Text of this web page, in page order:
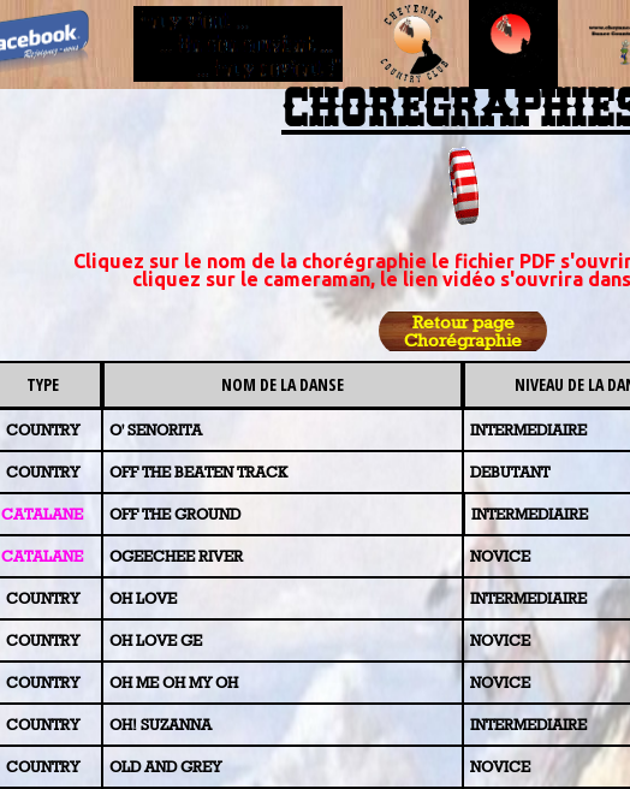
Cliquez sur le nom de la chorégraphie le fichier PDF
cliquez sur le cameraman, le lien vidéo s'ouvrira
Retour page
Chorégraphie
TYPE NOM DE LA DANSE NIVEAU DE LA
COUNTRY O' SENORITA INTERMEDIAIRE
COUNTRY OFF THE BEATEN TRACK DEBUTANT
CATALANE OFF THEGROUND INTERMEDIAIRE
CATALANE OGEECHEE RIVER NOVICE
COUNTRY OH LOVE INTERMEDIAIRE
COUNTRY OH LOVE GE NOVICE
COUNTRY OH ME OH MY OH NOVICE
COUNTRY OH! SUZANNA INTERMEDIAIRE
COUNTRY OLD AND GREY NOVICE